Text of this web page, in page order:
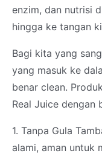
enzim, dan nutrisi
hingga ke tangan
Bagi kita yang
yang masuk ke
benar clean.
Real Juice dengan
1. Tanpa Gula
alami, aman untuk